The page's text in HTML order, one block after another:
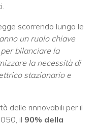
scorrendo lungo le
un ruolo chiave
bilanciare la
la necessità di
stazionario e
delle rinnovabili per il
il 90% della